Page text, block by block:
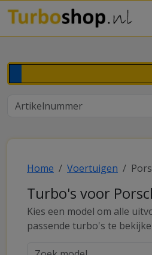
Home Voertuigen
Turbo's voor
Kies een model om alle
passende turbo's te